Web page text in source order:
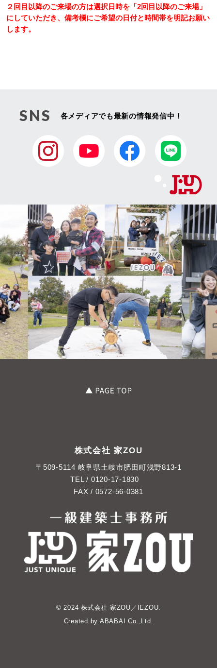
２回目以降のご来場の方は選択日時を「2回目以降のご来場」
にしていただき、備考欄にご希望の日付と時間帯を明記お願い
します。
SNS 各メディアでも最新の情報発信中！
株式会社 家ZOU
〒509-5114 岐阜県土岐市肥田町浅野813-1
TEL / 0120-17-1830
FAX / 0572-56-0381
© 2024 株式会社 家ZOU／IEZOU.
Created by ABABAI Co.,Ltd.